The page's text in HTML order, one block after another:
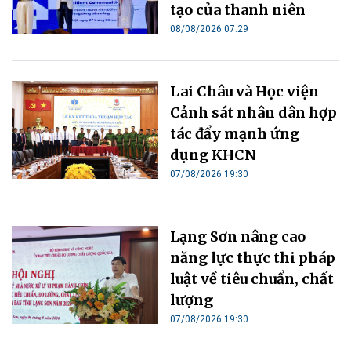
tạo của thanh niên
08/08/2026 07:29
Lai Châu và Học viện
Cảnh sát nhân dân hợp
tác đẩy mạnh ứng
dụng KHCN
07/08/2026 19:30
Lạng Sơn nâng cao
năng lực thực thi pháp
luật về tiêu chuẩn, chất
lượng
07/08/2026 19:30